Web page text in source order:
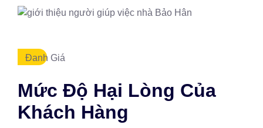
Đanh Giá
Mức Độ Hại Lòng Của
Khách Hàng